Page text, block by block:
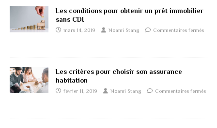
Les conditions pour obtenir un prêt immobilier
sans CDI
mars 14, 2019 Noami Stang Commentaires fermés
Les critères pour choisir son assurance
habitation
février 11, 2019 Noami Stang Commentaires fermés